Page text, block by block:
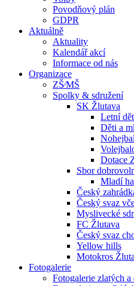
Povodňový plán
GDPR
Aktuálně
Aktuality
Kalendář akcí
Informace od nás
Organizace
ZŠ⁄MŠ
Spolky & sdružení
SK Žlutava
Letní
Děti a
Dotace
Sbor
Mladí
Český
Český svaz
Myslivecké
FC Žlutava
Český svaz
Yellow hills
Motokros
Fotogalerie
Fotogalerie zlatých